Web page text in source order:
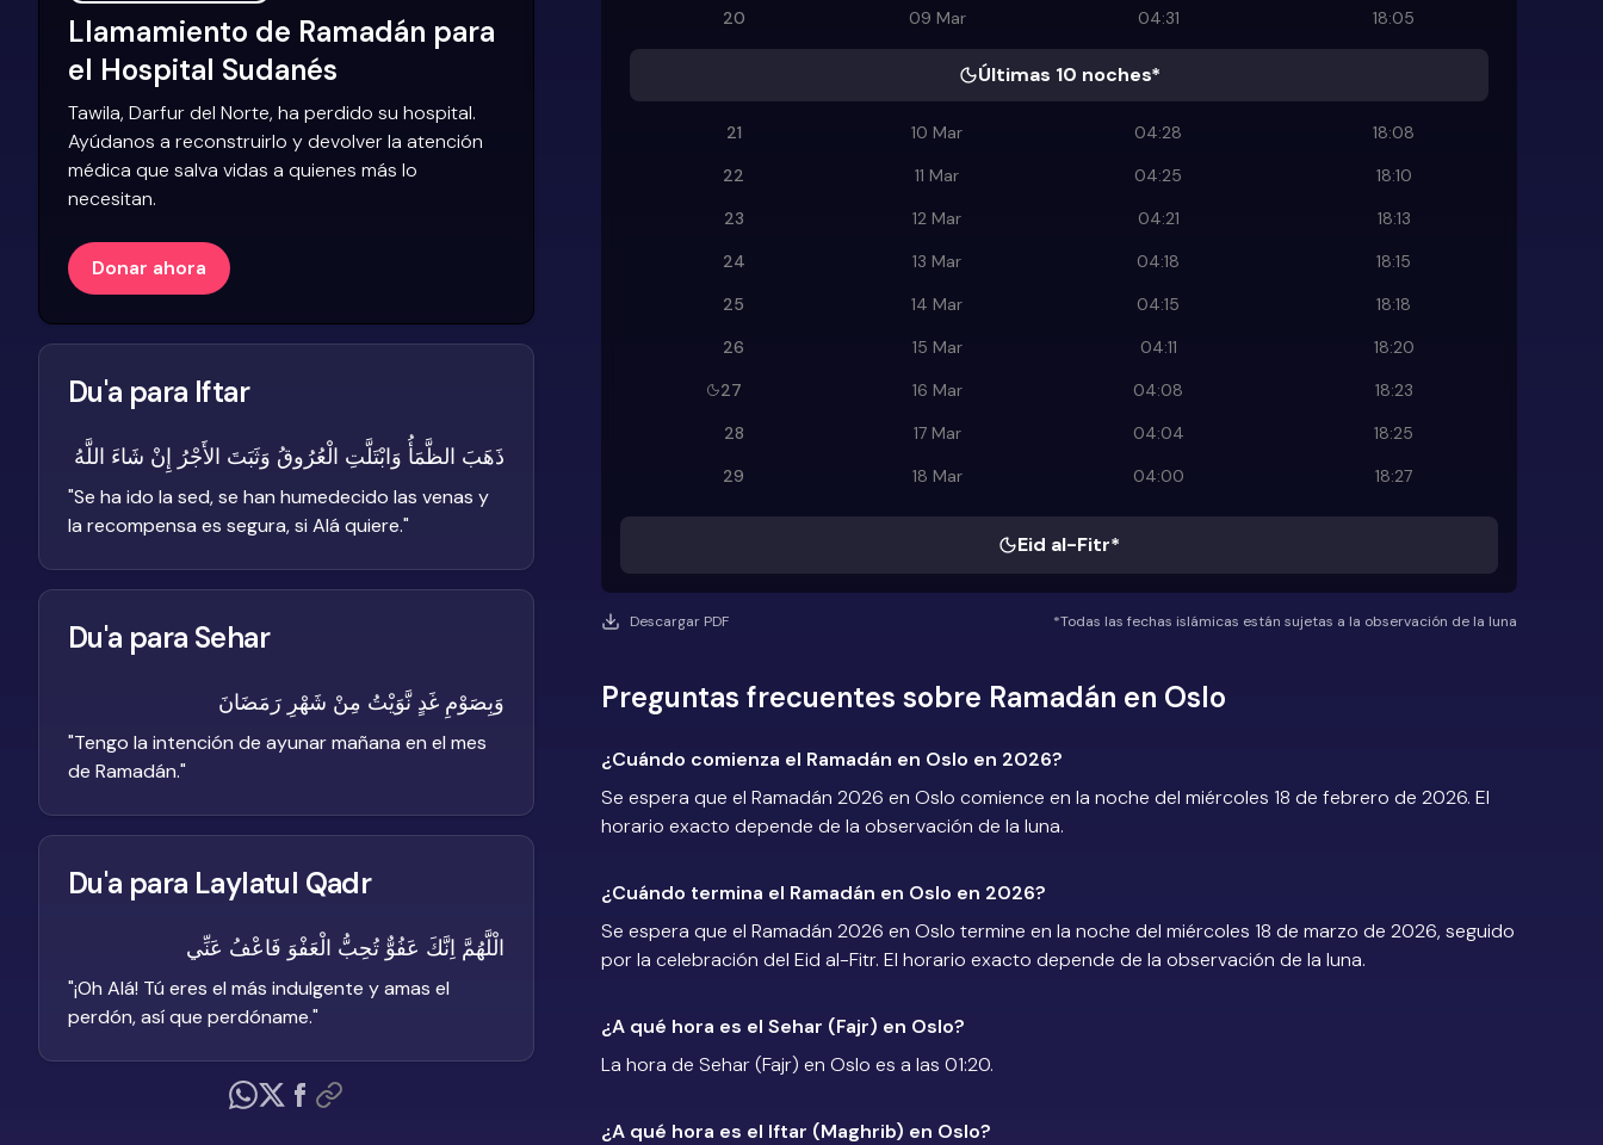
20
09 Mar 04:31 18:05
Últimas 10 noches*
21 10 Mar 04:28
18:08
22
11 Mar 04:25
18:10
23
12 Mar 04:21
18:13
24
13 Mar 04:18
18:15
25
14 Mar 04:15
18:18
26
15 Mar 04:11
18:20
27
16 Mar 04:08
18:23
28
17 Mar 04:04
18:25
29
18 Mar 04:00 18:27
Eid al-Fitr*
Descargar PDF *Todas las fechas islámicas están sujetas a la observación de la luna
Preguntas frecuentes sobre Ramadán en Oslo
¿Cuándo comienza el Ramadán en Oslo en 2026?
Se espera que el Ramadán 2026 en Oslo comience en la noche del miércoles 18 de febrero de 2026. El
horario exacto depende de la observación de la luna.
¿Cuándo termina el Ramadán en Oslo en 2026?
Se espera que el Ramadán 2026 en Oslo termine en la noche del miércoles 18 de marzo de 2026, seguido
por la celebración del Eid al-Fitr. El horario exacto depende de la observación de la luna.
¿A qué hora es el Sehar (Fajr) en Oslo?
La hora de Sehar (Fajr) en Oslo es a las 01:20.
¿A qué hora es el Iftar (Maghrib) en Oslo?
Llamamiento de Ramadán para
el Hospital Sudanés
Tawila, Darfur del Norte, ha perdido su hospital.
Ayúdanos a reconstruirlo y devolver la atención
médica que salva vidas a quienes más lo
necesitan.
Donar ahora
Du'a para Iftar
ذَهَبَ الظَّمَأُ وَابْتَلَّتِ الْعُرُوقُ وَثَبَتَ الأَجْرُ إِنْ شَاءَ اللَّهُ
"Se ha ido la sed, se han humedecido las venas y
la recompensa es segura, si Alá quiere."
Du'a para Sehar
وَبِصَوْمِ غَدٍ نَّوَيْتُ مِنْ شَهْرِ رَمَضَانَ
"Tengo la intención de ayunar mañana en el mes
de Ramadán."
Du'a para Laylatul Qadr
الْلَّهُمَّ اِنَّكَ عَفُوٌّ تُحِبُّ الْعَفْوَ فَاعْفُ عَنِّي
"¡Oh Alá! Tú eres el más indulgente y amas el
perdón, así que perdóname."